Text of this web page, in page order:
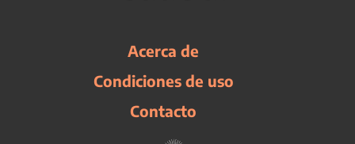
Acerca de
Condiciones de uso
Contacto